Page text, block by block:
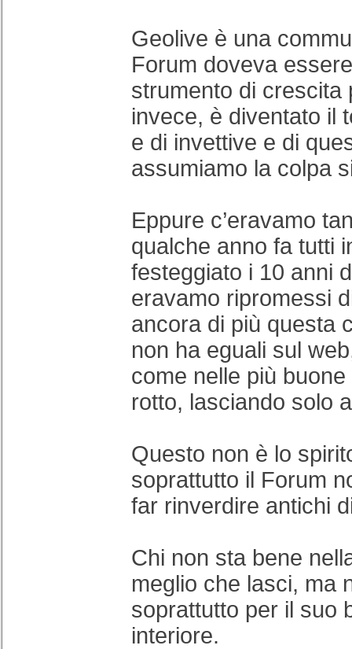
Geolive è una
Forum doveva
strumento di crescita
invece, è diventato il
e di invettive e di
assumiamo la colpa
Eppure c’eravamo
qualche anno fa tutti
festeggiato i 10 anni
eravamo ripromessi
ancora di più questa
non ha eguali sul
come nelle più
rotto, lasciando solo
Questo non è lo
soprattutto il Forum
far rinverdire antichi
Chi non sta bene
meglio che lasci, ma
soprattutto per il suo
interiore.